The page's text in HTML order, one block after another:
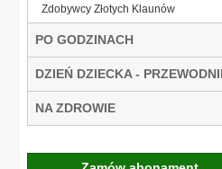
Zdobywcy Złotych Klaunów
PO GODZINACH
DZIEŃ DZIECKA -
NA ZDROWIE